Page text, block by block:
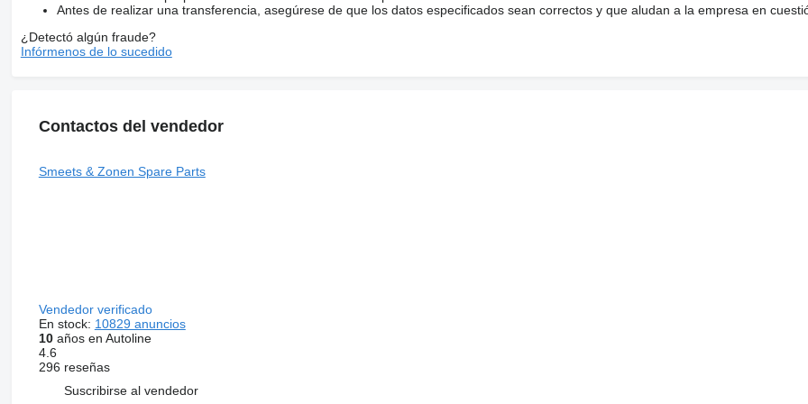
Antes de realizar una transferencia, asegúrese de que los datos especificados sean correctos y que aludan a la empresa en
¿Detectó algún fraude?
Infórmenos de lo sucedido
Contactos del vendedor
Smeets & Zonen Spare Parts
Vendedor verificado
En stock: 10829 anuncios
10años en Autoline
4.6
296 reseñas
Suscribirse al vendedor